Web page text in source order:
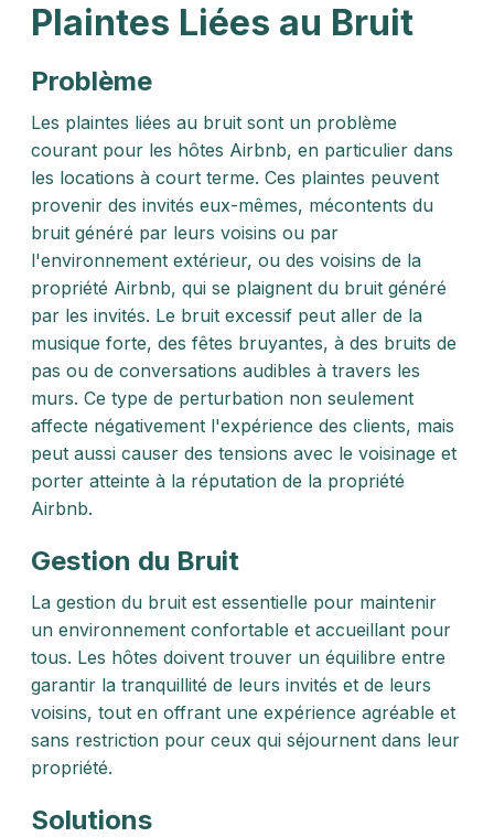
Plaintes Liées au Bruit
Problème
Les plaintes liées au bruit sont un problème
courant pour les hôtes Airbnb, en particulier dans
les locations à court terme. Ces plaintes peuvent
provenir des invités eux-mêmes, mécontents du
bruit généré par leurs voisins ou par
l'environnement extérieur, ou des voisins de la
propriété Airbnb, qui se plaignent du bruit généré
par les invités. Le bruit excessif peut aller de la
musique forte, des fêtes bruyantes, à des bruits de
pas ou de conversations audibles à travers les
murs. Ce type de perturbation non seulement
affecte négativement l'expérience des clients, mais
peut aussi causer des tensions avec le voisinage et
porter atteinte à la réputation de la propriété
Airbnb.
Gestion du Bruit
La gestion du bruit est essentielle pour maintenir
un environnement confortable et accueillant pour
tous. Les hôtes doivent trouver un équilibre entre
garantir la tranquillité de leurs invités et de leurs
voisins, tout en offrant une expérience agréable et
sans restriction pour ceux qui séjournent dans leur
propriété.
Solutions